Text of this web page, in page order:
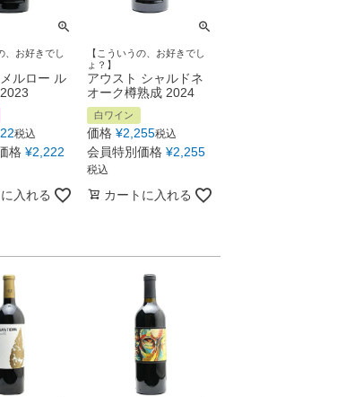
、お好きでし
ルロー ル
税込
格 ¥2,222
入れる
【こういうの、お好きでし
ょ？】
アウスト シャルドネ
オーク樽熟成 2024
白ワイン
価格 ¥2,255税込
会員特別価格 ¥2,255
税込
カートに入れる